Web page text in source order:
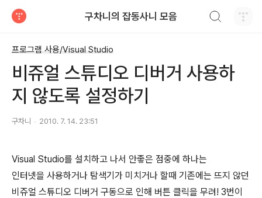
구차니의 잡동사니 모음
프로그램 사용/Visual Studio
비쥬얼 스튜디오 디버거 사용하
지 않도록 설정하기
구차니 2010. 7. 14. 23:51
Visual Studio를 설치하고 나서 안좋은 점중에 하나는
인터넷을 사용하거나 탐색기가 미치거나 할때 기존에는 뜨지 않던
비쥬얼 스튜디오 디버거 구동으로 인해 버튼 클릭을 무려! 3번이